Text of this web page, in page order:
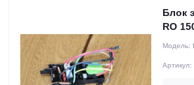
Блок
RO
Модель:
Артикул: